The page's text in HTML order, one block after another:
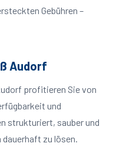
Gebühren –
Audorf
profitieren Sie von
und
strukturiert, sauber und
zu lösen.